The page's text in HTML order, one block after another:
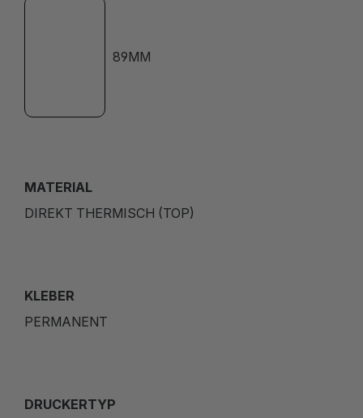
89MM
MATERIAL
DIREKT THERMISCH (TOP)
KLEBER
PERMANENT
DRUCKERTYP